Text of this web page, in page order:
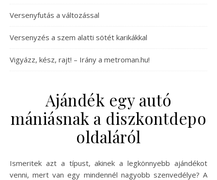
Versenyfutás a változással
Versenyzés a szem alatti sötét karikákkal
Vigyázz, kész, rajt! – Irány a metroman.hu!
Ajándék egy autó
mániásnak a diszkontdepo
oldaláról
Ismeritek azt a típust, akinek a legkönnyebb ajándékot
venni, mert van egy mindennél nagyobb szenvedélye? A